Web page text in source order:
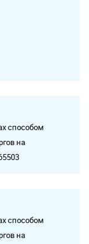
способом
на
способом
на